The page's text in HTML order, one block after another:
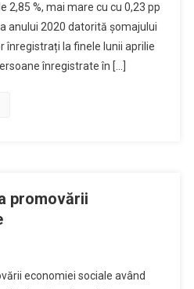
2,85 %, mai mare cu cu 0,23 pp
anului 2020 datorită șomajului
înregistrați la finele lunii aprilie
înregistrate în […]
promovării
economiei sociale având